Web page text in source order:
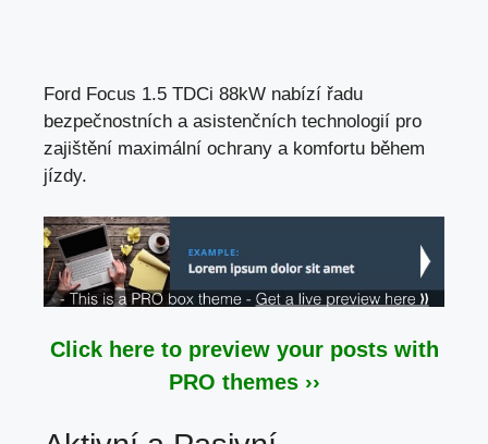
Ford Focus 1.5 TDCi 88kW nabízí řadu
bezpečnostních a asistenčních technologií pro
zajištění maximální ochrany a komfortu během
jízdy.
Click here to preview your posts with
PRO themes ››